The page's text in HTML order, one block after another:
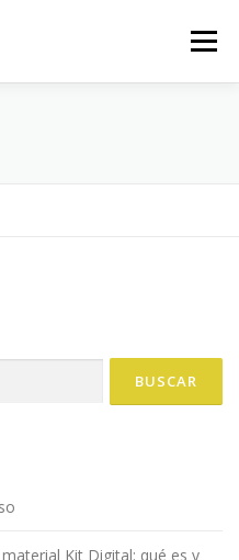
Menú
Kit Digital: qué es y